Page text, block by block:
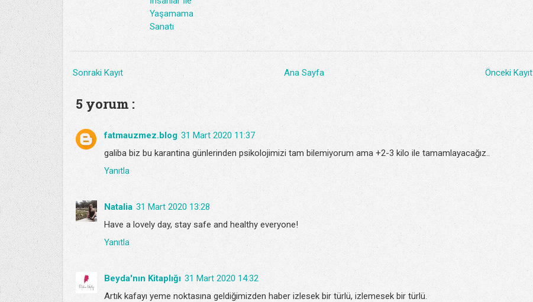
Yaşamama
Sanatı
Sonraki Kayıt Önceki Kayıt
Ana Sayfa
5 yorum :
fatmauzmez.blog 31 Mart 2020 11:37
galiba biz bu karantina günlerinden psikolojimizi tam bilemiyorum ama +2-3 kilo ile tamamlayacağız..
Yanıtla
Natalia 31 Mart 2020 13:28
Have a lovely day, stay safe and healthy everyone!
Yanıtla
Beyda'nın Kitaplığı 31 Mart 2020 14:32
Artık kafayı yeme noktasına geldiğimizden haber izlesek bir türlü, izlemesek bir türlü.